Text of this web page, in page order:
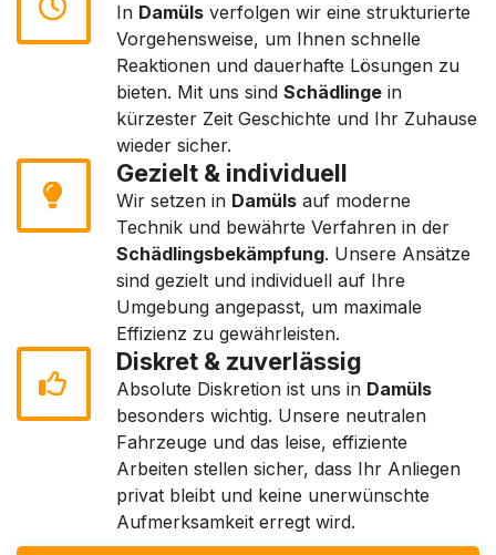
In Damüls verfolgen wir eine strukturierte
Vorgehensweise, um Ihnen schnelle
Reaktionen und dauerhafte Lösungen zu
bieten. Mit uns sind Schädlinge in
kürzester Zeit Geschichte und Ihr Zuhause
wieder sicher.
Gezielt & individuell
Wir setzen in Damüls auf moderne
Technik und bewährte Verfahren in der
Schädlingsbekämpfung. Unsere Ansätze
sind gezielt und individuell auf Ihre
Umgebung angepasst, um maximale
Effizienz zu gewährleisten.
Diskret & zuverlässig
Absolute Diskretion ist uns in Damüls
besonders wichtig. Unsere neutralen
Fahrzeuge und das leise, effiziente
Arbeiten stellen sicher, dass Ihr Anliegen
privat bleibt und keine unerwünschte
Aufmerksamkeit erregt wird.